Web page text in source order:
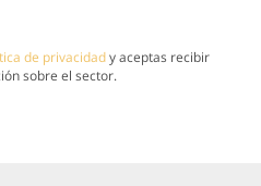
de privacidady aceptas recibir
sobre el sector.